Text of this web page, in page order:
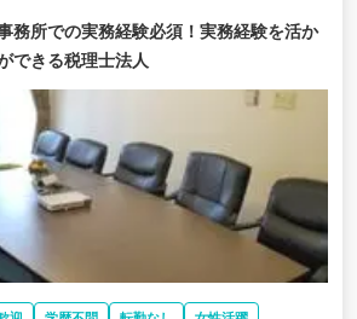
務所での実務経験必須！実務経験を活か
できる税理士法人